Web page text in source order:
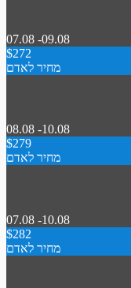
07.08 -09.08
$272
מחיר לאדם
08.08 -10.08
$279
מחיר לאדם
07.08 -10.08
$282
מחיר לאדם